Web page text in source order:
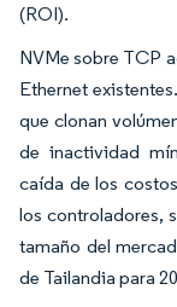
(ROI).
NVMe sobre TCP
Ethernet
que clonan
de inactividad
caída de los
los controladores,
tamaño del
de Tailandia para